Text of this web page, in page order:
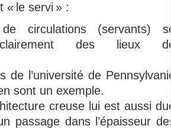
« le servi » :
circulations (servants)
clairement des lieux
de l’université de
sont un exemple.
creuse lui est aussi
passage dans l’épaisseur